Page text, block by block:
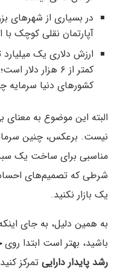
در بسیاری از شهرهای
آپارتمان نقلی کوچک
ارزش دلاری یک میلیارد
کمتر از ۶ هزار
کشورهای دنیا
البته این موضوع به معنای
نیست. برعکس، چنین
مناسبی برای ساخت یک
شرطی که تصمیم‌های
یک بازار نکنید.
به همین دلیل، به جای
باشید، بهتر است ابتدا روی
رشد پایدار دارایی تمرکز